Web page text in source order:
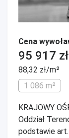
Cena
95 917 zł
88,32 zł/m²
1 086 m²
KRAJOWY
Oddział
podstawie